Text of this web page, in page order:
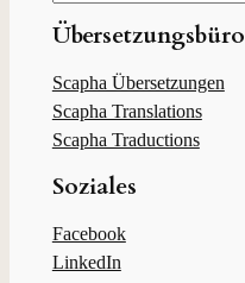
u
c
e
n
Übersetzungsbüro
Scapha Übersetzungen
Scapha Translations
Scapha Traductions
Soziales
Facebook
LinkedIn